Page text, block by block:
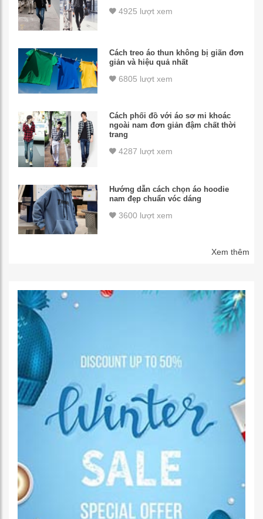
4925 lượt xem
Cách treo áo thun không bị giãn đơn
giản và hiệu quả nhất
6805 lượt xem
Cách phối đồ với áo sơ mi khoác
ngoài nam đơn giản đậm chất thời
trang
4287 lượt xem
Hướng dẫn cách chọn áo hoodie
nam đẹp chuẩn vóc dáng
3600 lượt xem
Xem thêm